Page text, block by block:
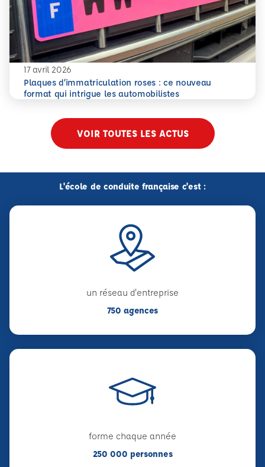
17 avril 2026
Plaques d’immatriculation roses : ce nouveau
format qui intrigue les automobilistes
En savoir plus
Plaques d’immatriculation roses : ce nouveau format
VOIR TOUTES LES ACTUS
L'école de conduite française c'est :
un réseau d'entreprise
750 agences
forme chaque année
250 000 personnes